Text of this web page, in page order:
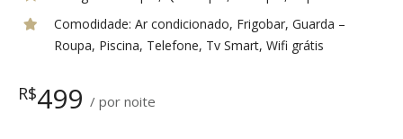
Comodidade: Ar condicionado, Frigobar, Guarda –
Roupa, Piscina, Telefone, Tv Smart, Wifi grátis
R$499 por noite